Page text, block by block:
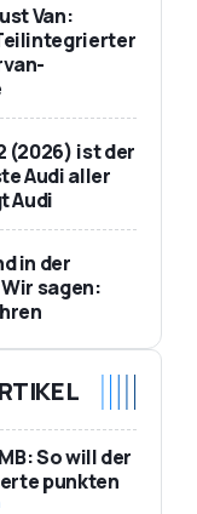
Van:
(2026) ist der
Audi aller
Audi
in der
sagen:
So will der
punkten